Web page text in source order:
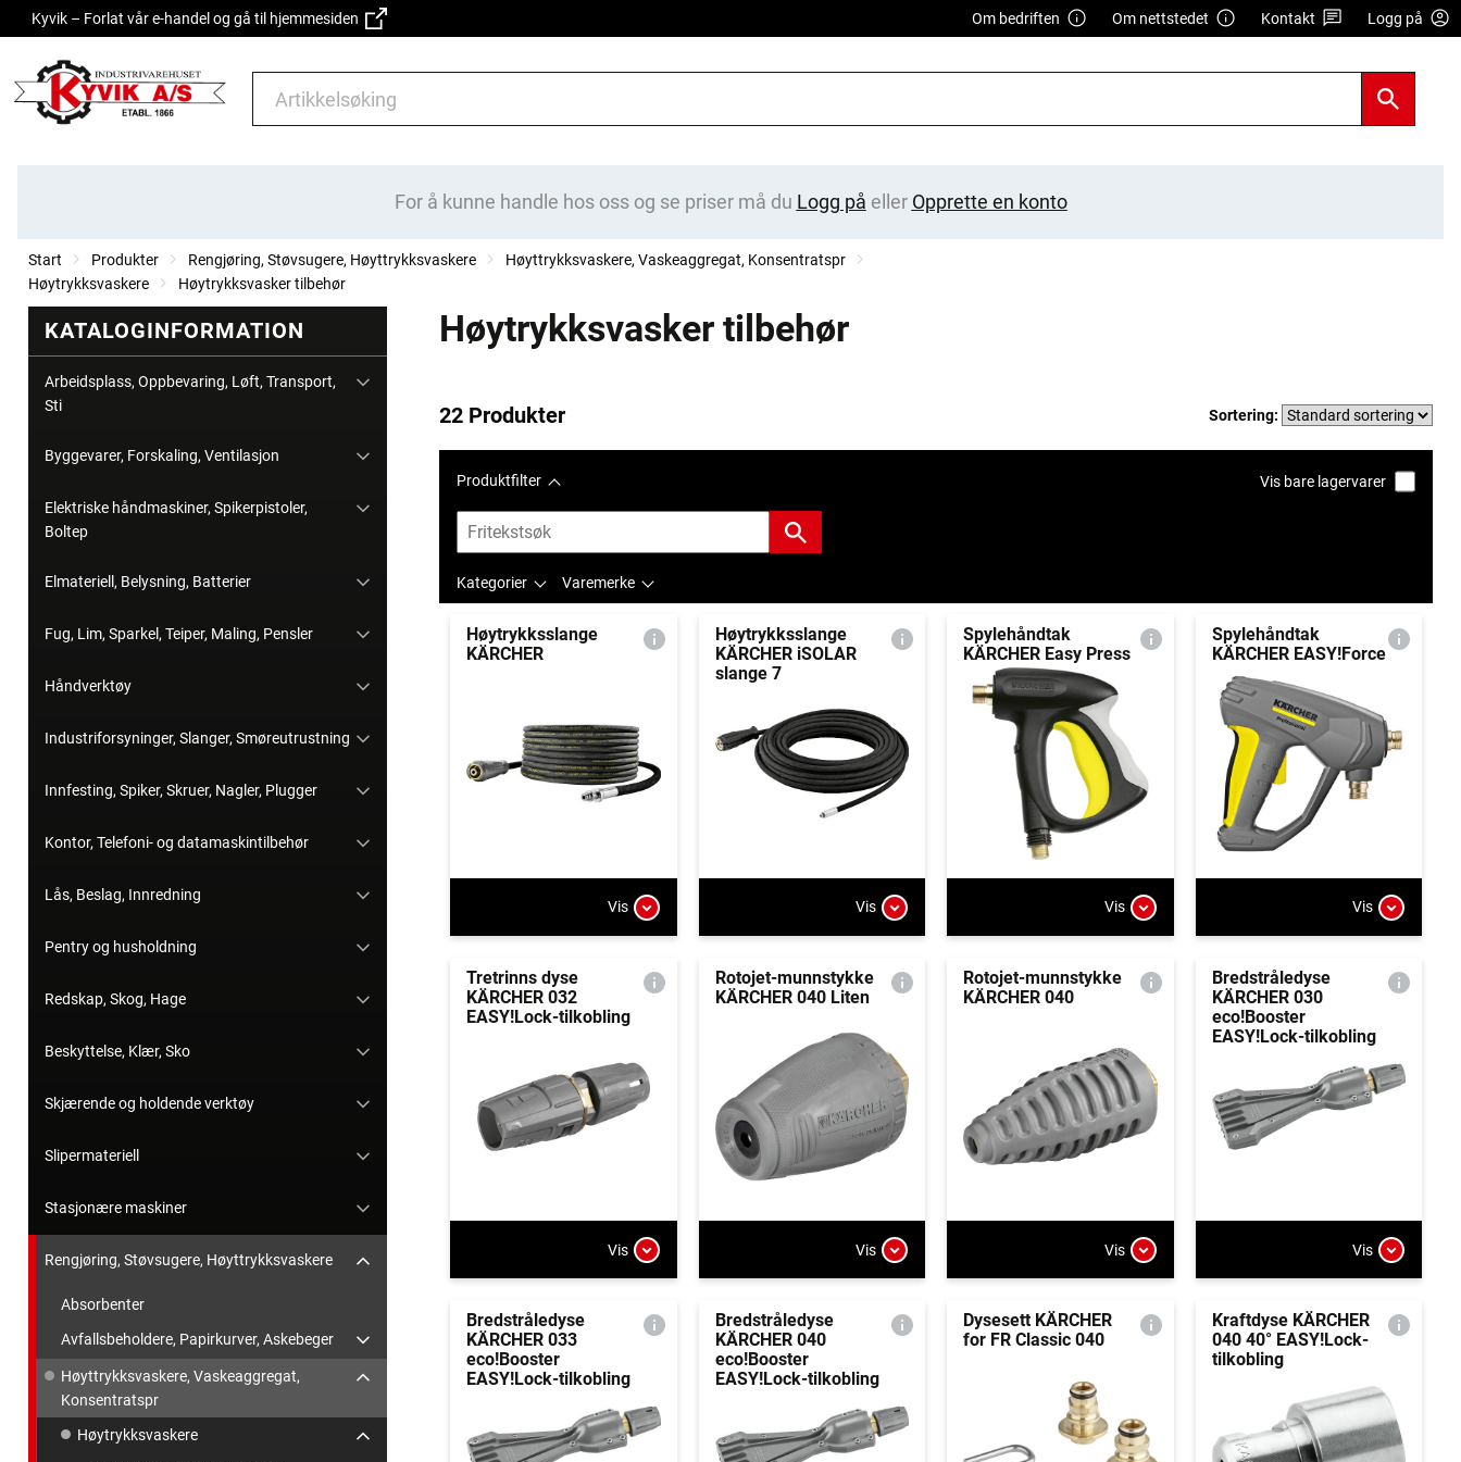
Kyvik – Forlat vår e-handel og gå til hjemmesiden Om bedriften Om nettstedet Kontakt Logg på
For å kunne handle hos oss og se priser må du Logg på eller Opprette en konto
Start Produkter Rengjøring, Støvsugere, Høyttrykksvaskere
Høyttrykksvaskere, Vaskeaggregat, Konsentratspr
Høytrykksvaskere
Høytrykksvasker tilbehør
KATALOGINFORMATION
Arbeidsplass, Oppbevaring, Løft, Transport,
Sti
Byggevarer, Forskaling, Ventilasjon
Elektriske håndmaskiner, Spikerpistoler,
Boltep
Elmateriell, Belysning, Batterier
Fug, Lim, Sparkel, Teiper, Maling, Pensler
Håndverktøy
Industriforsyninger, Slanger, Smøreutrustning
Innfesting, Spiker, Skruer, Nagler, Plugger
Kontor, Telefoni- og datamaskintilbehør
Lås, Beslag, Innredning
Pentry og husholdning
Redskap, Skog, Hage
Beskyttelse, Klær, Sko
Skjærende og holdende verktøy
Slipermateriell
Stasjonære maskiner
Rengjøring, Støvsugere, Høyttrykksvaskere
Absorbenter
Avfallsbeholdere, Papirkurver, Askebeger
Høyttrykksvaskere, Vaskeaggregat,
Konsentratspr
Høytrykksvaskere
Høytrykksvasker tilbehør
22 Produkter Sortering:
Produktfilter Vis bare lagervarer
Kategorier Varemerke
Høytrykksslange
KÄRCHER
Vis
Høytrykksslange
KÄRCHER iSOLAR
slange 7
Vis
Spylehåndtak
KÄRCHER Easy Press
Vis
Spylehåndtak
KÄRCHER EASY!Force
Vis
Tretrinns dyse
KÄRCHER 032
EASY!Lock-tilkobling
Vis
Rotojet-munnstykke
KÄRCHER 040 Liten
Vis
Rotojet-munnstykke
KÄRCHER 040
Vis
Bredstråledyse
KÄRCHER 030
eco!Booster
EASY!Lock-tilkobling
Vis
Bredstråledyse
KÄRCHER 033
eco!Booster
EASY!Lock-tilkobling
Bredstråledyse
KÄRCHER 040
eco!Booster
EASY!Lock-tilkobling
Dysesett KÄRCHER
for FR Classic 040
Kraftdyse KÄRCHER
040 40° EASY!Lock-
tilkobling